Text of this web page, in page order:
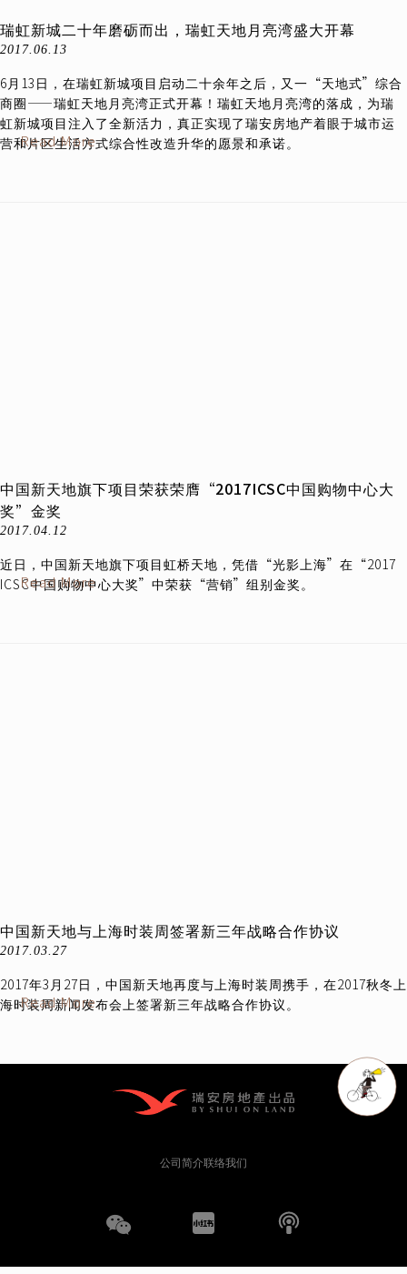
瑞虹新城二十年磨砺而出，瑞虹天地月亮湾盛大开幕
2017.06.13
6月13日，在瑞虹新城项目启动二十余年之后，又一“天地式”综合
商圈——瑞虹天地月亮湾正式开幕！瑞虹天地月亮湾的落成，为瑞
虹新城项目注入了全新活力，真正实现了瑞安房地产着眼于城市运
营和片区生活方式综合性改造升华的愿景和承诺。
Read More
中国新天地旗下项目荣获荣膺“2017ICSC中国购物中心大
奖”金奖
2017.04.12
近日，中国新天地旗下项目虹桥天地，凭借“光影上海”在“2017
ICSC中国购物中心大奖”中荣获“营销”组别金奖。
Read More
中国新天地与上海时装周签署新三年战略合作协议
2017.03.27
2017年3月27日，中国新天地再度与上海时装周携手，在2017秋冬上
海时装周新闻发布会上签署新三年战略合作协议。
Read More
公司简介联络我们